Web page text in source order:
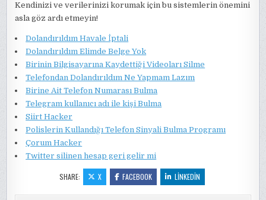
Kendinizi ve verilerinizi korumak için bu sistemlerin önemini
asla göz ardı etmeyin!
Dolandırıldım Havale İptali
Dolandırıldım Elimde Belge Yok
Birinin Bilgisayarına Kaydettiği Videoları Silme
Telefondan Dolandırıldım Ne Yapmam Lazım
Birine Ait Telefon Numarası Bulma
Telegram kullanıcı adı ile kişi Bulma
Siirt Hacker
Polislerin Kullandığı Telefon Sinyali Bulma Programı
Çorum Hacker
Twitter silinen hesap geri gelir mi
SHARE: X FACEBOOK LINKEDIN